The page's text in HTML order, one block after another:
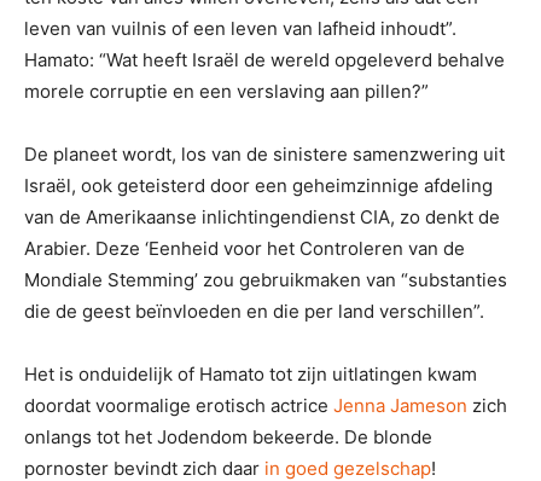
leven van vuilnis of een leven van lafheid inhoudt”.
Hamato: “Wat heeft Israël de wereld opgeleverd behalve
morele corruptie en een verslaving aan pillen?”
De planeet wordt, los van de sinistere samenzwering uit
Israël, ook geteisterd door een geheimzinnige afdeling
van de Amerikaanse inlichtingendienst CIA, zo denkt de
Arabier. Deze ‘Eenheid voor het Controleren van de
Mondiale Stemming’ zou gebruikmaken van “substanties
die de geest beïnvloeden en die per land verschillen”.
Het is onduidelijk of Hamato tot zijn uitlatingen kwam
doordat voormalige erotisch actrice Jenna Jameson zich
onlangs tot het Jodendom bekeerde. De blonde
pornoster bevindt zich daar in goed gezelschap!